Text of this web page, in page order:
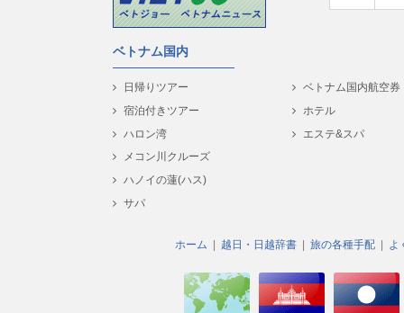
ベトナム国内
日帰りツアー
宿泊付きツアー
ハロン湾
メコン川クルーズ
ハノイの蓮(ハス)
サパ
ベトナム国内航空券
ホテル
エステ&スパ
ホーム 越日・日越辞書 旅の各種手配 よ